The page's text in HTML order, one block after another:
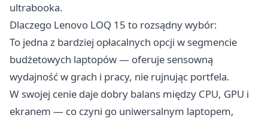
ultrabooka.
Dlaczego Lenovo LOQ 15 to rozsądny wybór:
To jedna z bardziej opłacalnych opcji w segmencie
budżetowych laptopów — oferuje sensowną
wydajność w grach i pracy, nie rujnując portfela.
W swojej cenie daje dobry balans między CPU, GPU i
ekranem — co czyni go uniwersalnym laptopem,